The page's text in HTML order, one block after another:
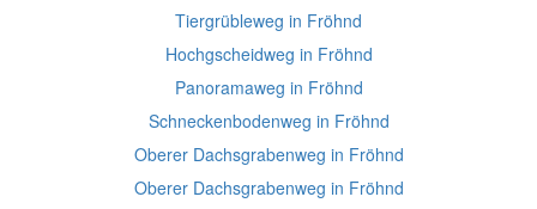
Tiergrübleweg in Fröhnd
Hochgscheidweg in Fröhnd
Panoramaweg in Fröhnd
Schneckenbodenweg in Fröhnd
Oberer Dachsgrabenweg in Fröhnd
Oberer Dachsgrabenweg in Fröhnd